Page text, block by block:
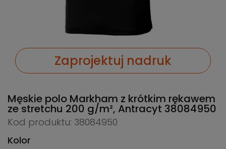
Zaprojektuj nadruk
Męskie polo Markham z krótkim rękawem
ze stretchu 200 g/m², Antracyt 38084950
Kod produktu: 38084950
Kolor